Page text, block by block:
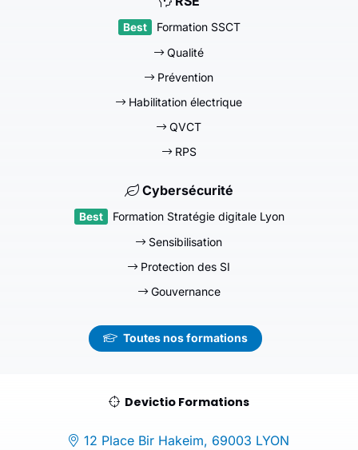
Formation SSCT
Qualité
Prévention
Habilitation électrique
QVCT
RPS
Cybersécurité
Formation Stratégie digitale Lyon
Sensibilisation
Protection des SI
Gouvernance
Toutes nos formations
Devictio Formations
12 Place Bir Hakeim, 69003 LYON